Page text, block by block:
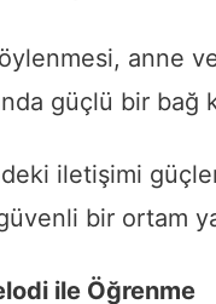
anne
güçlü bir bağ
iletişimi
bir ortam
ile Öğrenme